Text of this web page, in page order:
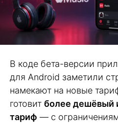
В коде бета-версии
для Android заметили
намекают на новые
готовит более дешёвый
тариф — с